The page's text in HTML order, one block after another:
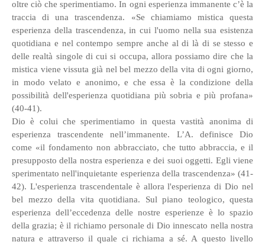
oltre ciò che sperimentiamo. In ogni esperienza immanente c’è la
traccia di una trascendenza. «Se chiamiamo mistica questa
esperienza della trascendenza, in cui l'uomo nella sua esistenza
quotidiana e nel contempo sempre anche al di là di se stesso e
delle realtà singole di cui si occupa, allora possiamo dire che la
mistica viene vissuta già nel bel mezzo della vita di ogni giorno,
in modo velato e anonimo, e che essa è la condizione della
possibilità dell'esperienza quotidiana più sobria e più profana»
(40-41).
Dio è colui che sperimentiamo in questa vastità anonima di
esperienza trascendente nell’immanente. L’A. definisce Dio
come «il fondamento non abbracciato, che tutto abbraccia, e il
presupposto della nostra esperienza e dei suoi oggetti. Egli viene
sperimentato nell'inquietante esperienza della trascendenza» (41-
42). L'esperienza trascendentale è allora l'esperienza di Dio nel
bel mezzo della vita quotidiana. Sul piano teologico, questa
esperienza dell’eccedenza delle nostre esperienze è lo spazio
della grazia; è il richiamo personale di Dio innescato nella nostra
natura e attraverso il quale ci richiama a sé. A questo livello